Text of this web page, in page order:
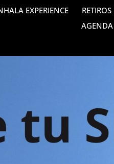
EXPERIENCE RETIROS
AGENDA